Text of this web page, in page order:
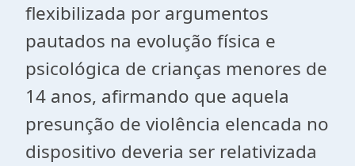
flexibilizada por argumentos
pautados na evolução física e
psicológica de crianças menores de
14 anos, afirmando que aquela
presunção de violência elencada no
dispositivo deveria ser relativizada